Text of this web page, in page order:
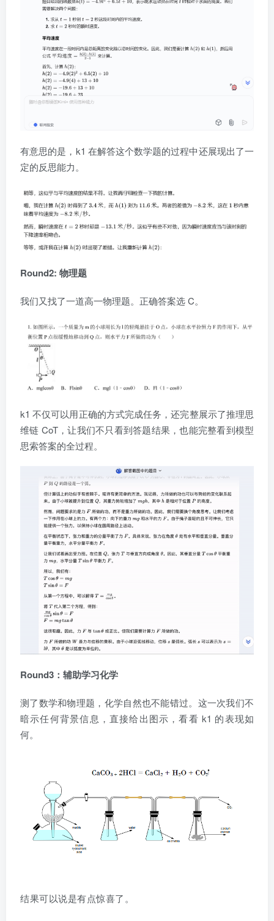
有意思的是，k1 在解答这个数学题的过程中还展现出了一
定的反思能力。
Round2: 物理题
我们又找了一道高一物理题。正确答案选 C。
k1 不仅可以用正确的方式完成任务，还完整展示了推理思
维链 CoT，让我们不只看到答题结果，也能完整看到模型
思索答案的全过程。
Round3：辅助学习化学
测了数学和物理题，化学自然也不能错过。这一次我们不
暗示任何背景信息，直接给出图示，看看 k1 的表现如
何。
结果可以说是有点惊喜了。